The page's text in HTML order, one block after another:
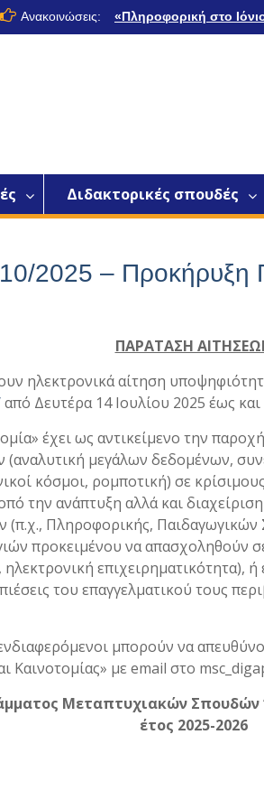
Ανακοινώσεις:
«Πληροφορική στο
Όραμα»
Διδακτορικές σπουδές
2025 –
ΠΑΡΑΤΑΣΗ
ηλεκτρονικά αίτηση
από Δευτέρα 14 Ιουλίου 2025 έως
έχει ως αντικείμενο την
μεγάλων δεδομένων,
κόσμοι, ρομποτική) σε
την ανάπτυξη αλλά και
Πληροφορικής,
προκειμένου να απασχοληθούν
επιχειρηματικότητα),
του επαγγελματικού τους
μπορούν να
Καινοτομίας» με email στο
Μεταπτυχιακών Σπουδών
έτος 2025-2026